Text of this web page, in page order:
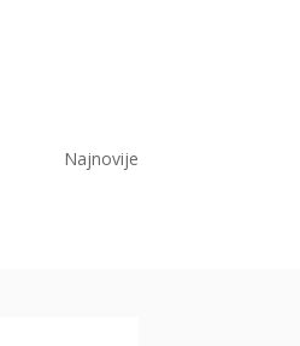
Najnovije